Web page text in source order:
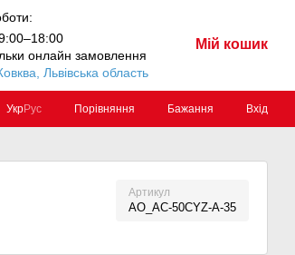
онлайн замовлення
Львівська область
Мій кошик
УкрРус Порівняння Бажання Вхід
Артикул
AO_AC-50CYZ-A-35